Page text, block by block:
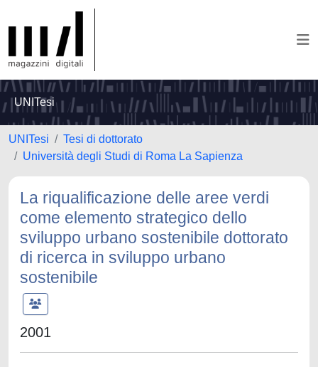
UNITesi
UNITesi
Tesi di dottorato
Università degli Studi di Roma La Sapienza
La riqualificazione delle aree verdi
come elemento strategico dello
sviluppo urbano sostenibile dottorato
di ricerca in sviluppo urbano
sostenibile
2001